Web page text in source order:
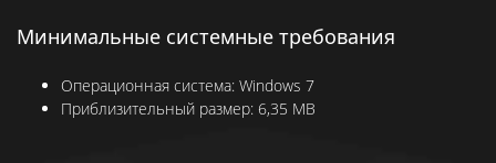
Минимальные системные требования
Операционная система: Windows 7
Приблизительный размер: 6,35 MB